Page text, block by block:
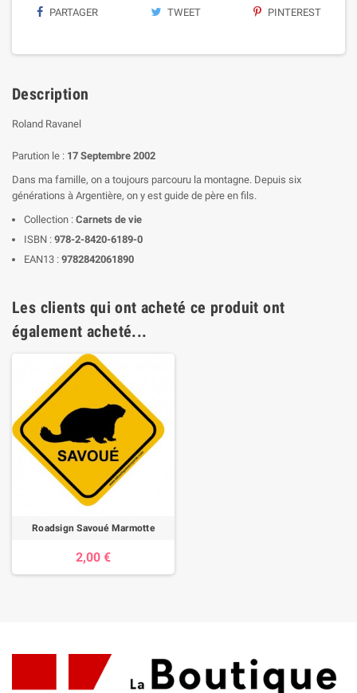
PARTAGER TWEET PINTEREST
Description
Roland Ravanel
Parution le : 17 Septembre 2002
Dans ma famille, on a toujours parcouru la montagne. Depuis six
générations à Argentière, on y est guide de père en fils.
Collection : Carnets de vie
ISBN : 978-2-8420-6189-0
EAN13 : 9782842061890
Les clients qui ont acheté ce produit ont
également acheté...
Roadsign Savoué Marmotte
2,00 €